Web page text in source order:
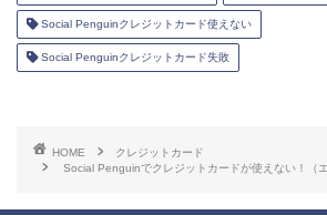
Social Penguinクレジットカード使えない
Social Penguinクレジットカード失敗
HOME
クレジットカード
Social Penguinでクレジットカードが使えない！（